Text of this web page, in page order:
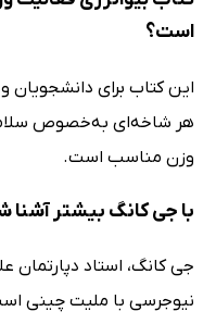
است؟
این کتاب برای
هر شاخه‌ای به‌خصوص
وزن مناسب است.
با جی کانگ بیشتر آشنا
جی کانگ، استاد دپارتمان
نیوجرسی با ملیت چینی